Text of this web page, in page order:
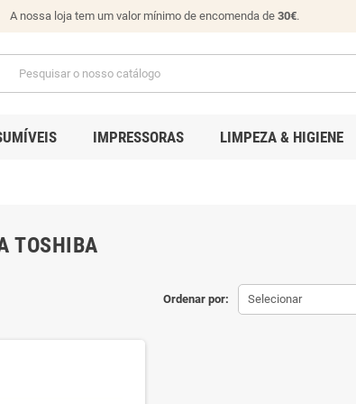
A nossa loja tem um valor mínimo de encomenda de 30€.
IMPRESSORAS LIMPEZA & HIGIENE
TOSHIBA
Ordenar por: Selecionar